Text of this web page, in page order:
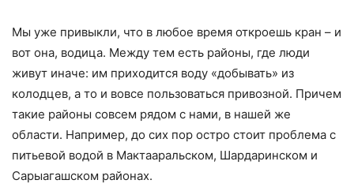
Мы уже привыкли, что в любое время откроешь кран – и
вот она, водица. Между тем есть районы, где люди
живут иначе: им приходится воду «добывать» из
колодцев, а то и вовсе пользоваться привозной. Причем
такие районы совсем рядом с нами, в нашей же
области. Например, до сих пор остро стоит проблема с
питьевой водой в Мактааральском, Шардаринском и
Сарыагашском районах.